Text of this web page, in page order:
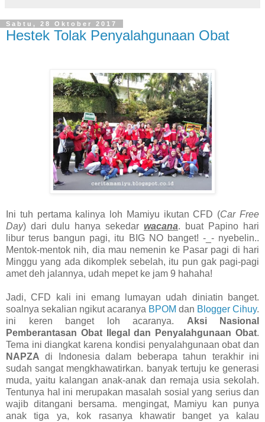
Sabtu, 28 Oktober 2017
Hestek Tolak Penyalahgunaan Obat
Ini tuh pertama kalinya loh Mamiyu ikutan CFD (Car Free
Day) dari dulu hanya sekedar wacana. buat Papino hari
libur terus bangun pagi, itu BIG NO banget! -_- nyebelin..
Mentok-mentok nih, dia mau nemenin ke Pasar pagi di hari
Minggu yang ada dikomplek sebelah, itu pun gak pagi-pagi
amet deh jalannya, udah mepet ke jam 9 hahaha!
Jadi, CFD kali ini emang lumayan udah diniatin banget.
soalnya sekalian ngikut acaranya BPOM dan Blogger Cihuy.
ini keren banget loh acaranya. Aksi Nasional
Pemberantasan Obat Ilegal dan Penyalahgunaan Obat.
Tema ini diangkat karena kondisi penyalahgunaan obat dan
NAPZA di Indonesia dalam beberapa tahun terakhir ini
sudah sangat mengkhawatirkan. banyak tertuju ke generasi
muda, yaitu kalangan anak-anak dan remaja usia sekolah.
Tentunya hal ini merupakan masalah sosial yang serius dan
wajib ditangani bersama. mengingat, Mamiyu kan punya
anak tiga ya, kok rasanya khawatir banget ya kalau